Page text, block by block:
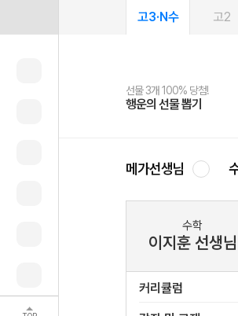
고3·N수 고2
선물 3개 100% 당첨!
행운의 선물 뽑기
선물 100% 증정!
메가스터디 X 올리브
여름방학 스터디 캐시백
메가런 썸머스쿨
2027 러셀 단과
강사 공개선발
스마트러닝앱
설문 EVENT
메가패스
3일 무료 체험권
메가패스 수강생 무료혜택!
메가클럽 멤버십
사회공헌 캠페인
희망이룸 메가나눔
메가선생님
수학
이지훈 선생님
커리큘럼